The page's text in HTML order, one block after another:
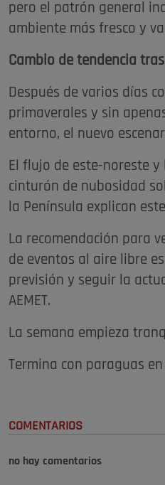
pero el patrón general
ambiente más fresco y
Cambio de tendencia
Después de varios días
primaverales y sin
entorno, el nuevo
El flujo de este-noreste
cinturón de nubosidad
la Península explican
La recomendación para
de eventos al aire libre
previsión y seguir la
AEMET.
La semana empieza
Termina con paraguas
COMENTARIOS
no hay comentarios